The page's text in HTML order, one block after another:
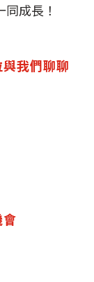
成長！
與我們聊聊
會